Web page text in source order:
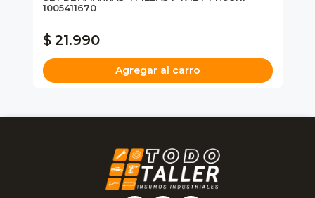
1005411670
$ 21.990
Agregar al carro